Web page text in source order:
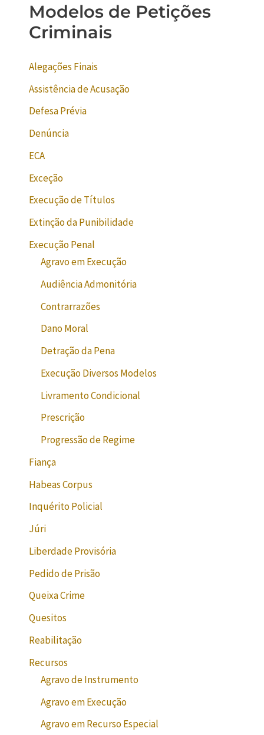
Modelos de Petições
Criminais
Alegações Finais
Assistência de Acusação
Defesa Prévia
Denúncia
ECA
Exceção
Execução de Títulos
Extinção da Punibilidade
Execução Penal
Agravo em Execução
Audiência Admonitória
Contrarrazões
Dano Moral
Detração da Pena
Execução Diversos Modelos
Livramento Condicional
Prescrição
Progressão de Regime
Fiança
Habeas Corpus
Inquérito Policial
Júri
Liberdade Provisória
Pedido de Prisão
Queixa Crime
Quesitos
Reabilitação
Recursos
Agravo de Instrumento
Agravo em Execução
Agravo em Recurso Especial